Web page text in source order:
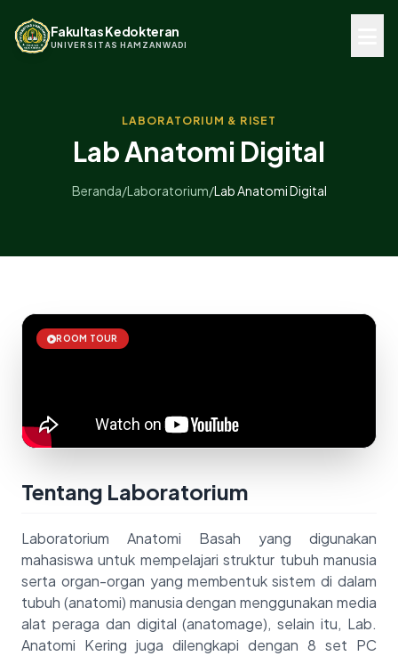
Fakultas Kedokteran
UNIVERSITAS HAMZANWADI
LABORATORIUM & RISET
Lab Anatomi Digital
Beranda/Laboratorium/Lab Anatomi Digital
ROOM TOUR
Tentang Laboratorium
Laboratorium Anatomi Basah yang digunakan
mahasiswa untuk mempelajari struktur tubuh manusia
serta organ-organ yang membentuk sistem di dalam
tubuh (anatomi) manusia dengan menggunakan media
alat peraga dan digital (anatomage), selain itu, Lab.
Anatomi Kering juga dilengkapi dengan 8 set PC